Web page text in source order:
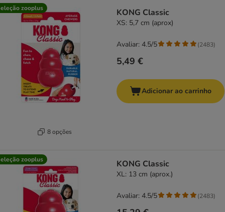
zooplus
8 opções
KONG Classic
XS: 5,7 cm (aprox)
5,49 €
Avaliar: 4.5/5 (2483)
Adicionar ao carrinho
zooplus KONG Classic
XL: 13 cm (aprox.)
Avaliar: 4.5/5 (2483)